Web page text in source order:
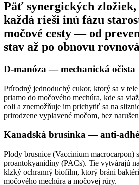
Päť synergických
každá rieši inú fázu
močové cesty — od
stav až po obnovu
D-manóza — mechanická očista
Prírodný jednoduchý cukor, ktorý sa v
priamo do močového mechúra, kde sa
coli a znemožňuje im prichytiť sa na
prirodzene vyplavené močom, bez
Kanadská brusinka — anti-
Plody brusnice (Vaccinium macrocarpon)
proantokyanidíny (PACs). Tie vytvárajú
klzký ochranný biofilm, ktorý bráni
močového mechúra a močovej rúry.